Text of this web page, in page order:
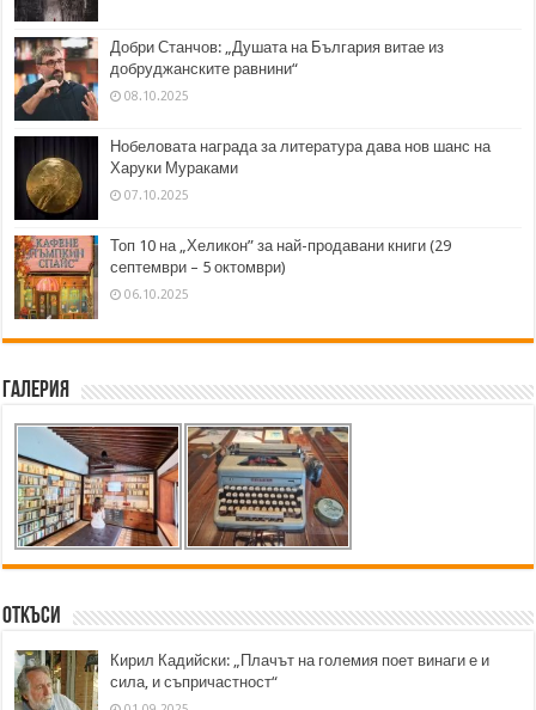
Добри Станчов: „Душата на България витае из
добруджанските равнини“
08.10.2025
Нобеловата награда за литература дава нов шанс на
Харуки Мураками
07.10.2025
Топ 10 на „Хеликон” за най-продавани книги (29
септември – 5 октомври)
06.10.2025
Галерия
Откъси
Кирил Кадийски: „Плачът на големия поет винаги е и
сила, и съпричастност“